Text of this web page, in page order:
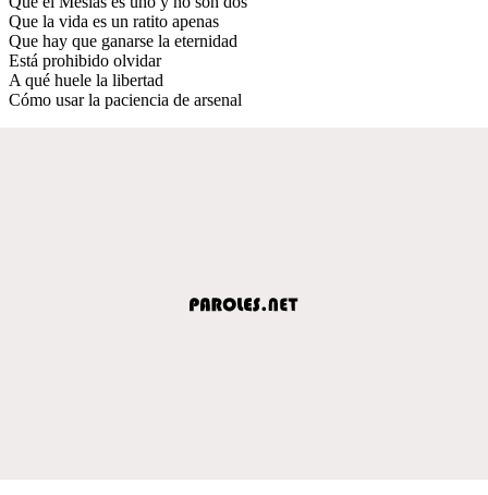
Que la vida es un ratito apenas
Que hay que ganarse la eternidad
Está prohibido olvidar
A qué huele la libertad
Cómo usar la paciencia de arsenal